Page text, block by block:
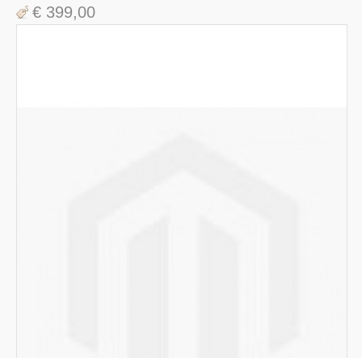
Cottura linea 900 promo
€ 399,00